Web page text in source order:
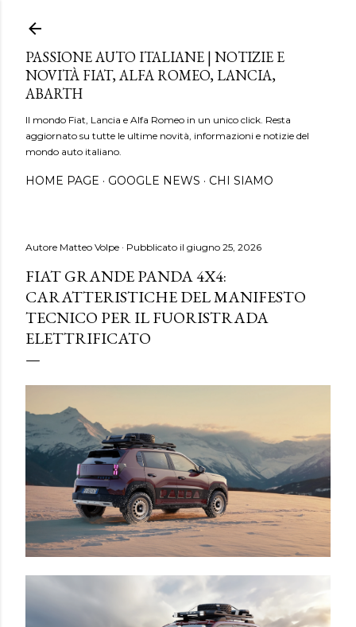
PASSIONE AUTO ITALIANE | NOTIZIE E
NOVITÀ FIAT, ALFA ROMEO, LANCIA,
ABARTH
Il mondo Fiat, Lancia e Alfa Romeo in un unico click. Resta
aggiornato su tutte le ultime novità, informazioni e notizie del
mondo auto italiano.
HOME PAGE GOOGLE NEWS CHI SIAMO
Autore Matteo Volpe Pubblicato il giugno 25, 2026
FIAT GRANDE PANDA 4X4:
CARATTERISTICHE DEL MANIFESTO
TECNICO PER IL FUORISTRADA
ELETTRIFICATO